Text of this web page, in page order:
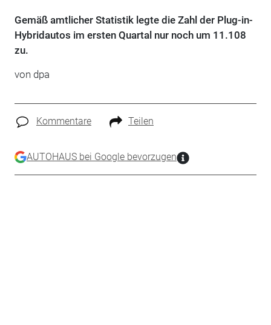
Gemäß amtlicher Statistik legte die Zahl der Plug-in-
Hybridautos im ersten Quartal nur noch um 11.108
zu.
von dpa
Kommentare Teilen
AUTOHAUS bei Google bevorzugen